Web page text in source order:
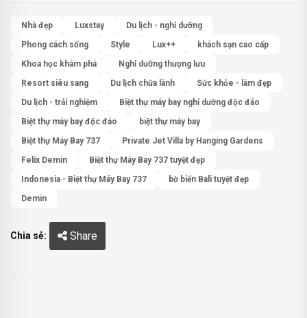
Nhà đẹp Luxstay
Du lịch - nghỉ dưỡng
Phong cách sống
Style Lux++
khách sạn cao cấp
Khoa học khám phá
Nghỉ dưỡng thượng lưu
Resort siêu sang
Du lịch chữa lành
Sức khỏe - làm đẹp
Du lịch - trải nghiệm
Biệt thự máy bay nghỉ dưỡng độc đáo
Biệt thự máy bay độc đáo
biệt thự máy bay
Biệt thự Máy Bay 737
Private Jet Villa by Hanging Gardens
Felix Demin
Biệt thự Máy Bay 737 tuyệt đẹp
Indonesia - Biệt thự Máy Bay 737
bờ biển Bali tuyệt đẹp
Demin
Chia sẻ: Share